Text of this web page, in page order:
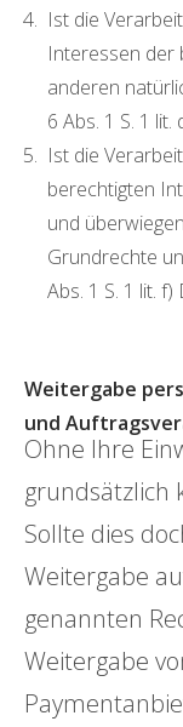
Ist die
Interessen
anderen
6 Abs. 1 S. 1
Ist die
berechtigten
und
Grundrechte
Abs. 1 S. 1 lit.
Weitergabe
und
Ohne Ihre
grundsätzlich
Sollte dies
Weitergabe
genannten
Weitergabe